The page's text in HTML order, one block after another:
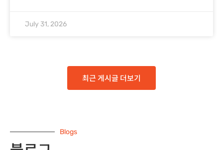
July 31, 2026
최근 게시글 더보기
Blogs